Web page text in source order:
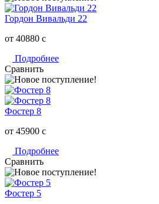
Гордон Вивальди 22
от 40880 c
Подробнее
Сравнить
Фостер 8
от 45900 c
Подробнее
Сравнить
Фостер 5